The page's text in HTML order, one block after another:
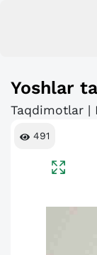
Yoshlar
Taqdimotlar |
491